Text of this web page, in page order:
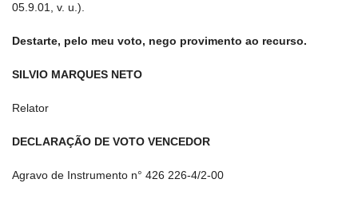
05.9.01, v. u.).
Destarte, pelo meu voto, nego provimento ao recurso.
SILVIO MARQUES NETO
Relator
DECLARAÇÃO DE VOTO VENCEDOR
Agravo de Instrumento n° 426 226-4/2-00